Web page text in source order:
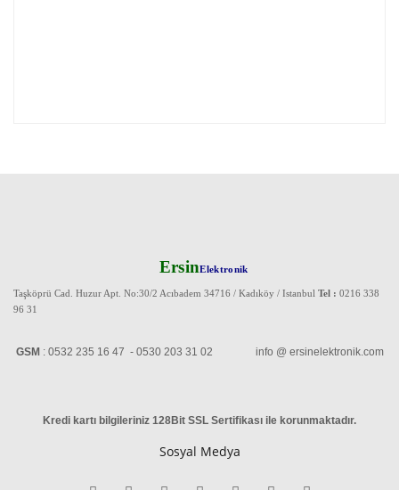
ErsinElektronik
Taşköprü Cad. Huzur Apt. No:30/2 Acıbadem 34716 / Kadıköy / Istanbul Tel : 0216 338
96 31
GSM : 0532 235 16 47 - 0530 203 31 02 info @ ersinelektronik.com
Kredi kartı bilgileriniz 128Bit SSL Sertifikası ile korunmaktadır.
Sosyal Medya